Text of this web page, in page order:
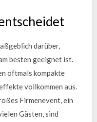
darüber,
besten geeignet ist.
oftmals kompakte
vollkommen aus.
Firmenevent, ein
Gästen, sind